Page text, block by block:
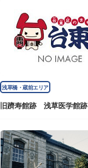
浅草橋・蔵前エリア
旧躋寿館跡 浅草医学館跡